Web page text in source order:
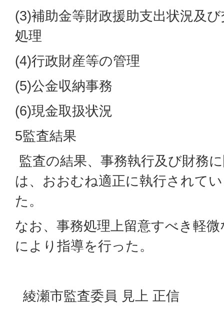
(3)補助金等財政援助支出状況及
処理
(4)行政財産等の管理
(5)公金収納事務
(6)現金取扱状況
5監査結果
監査の結果、事務執行及び財務
は、おおむね適正に執行されて
た。
なお、事務処理上留意すべき軽
により指導を行った。
綾瀬市監査委員 見上 正信